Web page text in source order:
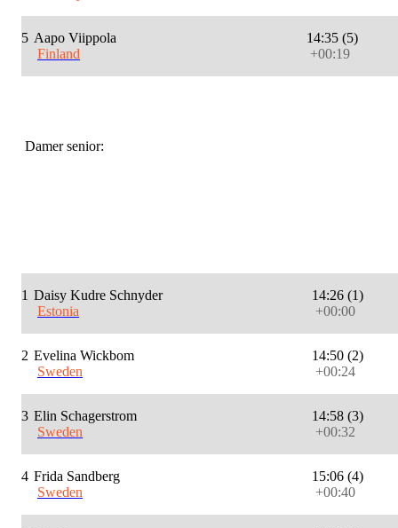
5 Aapo Viippola
Finland
14:35 (5)
+00:19
Damer senior:
1 Daisy Kudre Schnyder
Estonia
14:26 (1)
+00:00
2 Evelina Wickbom
Sweden
14:50 (2)
+00:24
3 Elin Schagerstrom
Sweden
14:58 (3)
+00:32
4 Frida Sandberg
Sweden
15:06 (4)
+00:40